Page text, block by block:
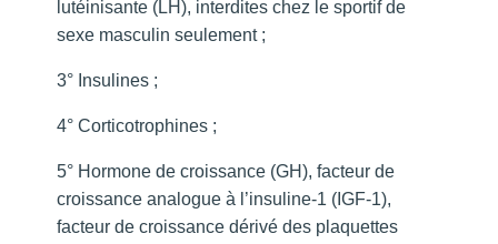
lutéinisante (LH), interdites chez le sportif de
sexe masculin seulement ;
3° Insulines ;
4° Corticotrophines ;
5° Hormone de croissance (GH), facteur de
croissance analogue à l’insuline-1 (IGF-1),
facteur de croissance dérivé des plaquettes